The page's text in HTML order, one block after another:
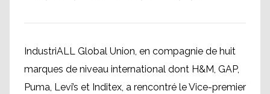
IndustriALL Global Union, en compagnie de huit
marques de niveau international dont H&M, GAP,
Puma, Levi’s et Inditex, a rencontré le Vice-premier